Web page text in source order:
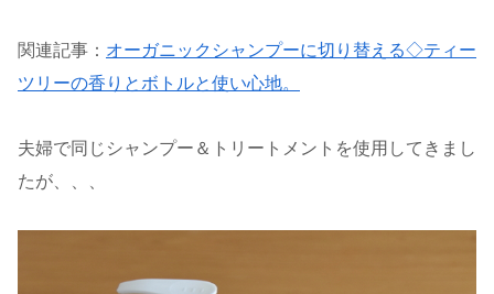
関連記事： オーガニックシャンプーに切り替える◇ティー
ツリーの香りとボトルと使い心地。
夫婦で同じシャンプー＆トリートメントを使用してきまし
たが、、、